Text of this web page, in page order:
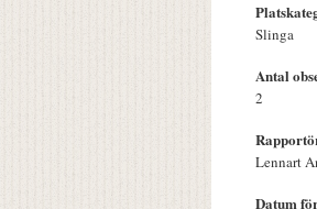
Slinga
Antal
2
Lennart
Datum